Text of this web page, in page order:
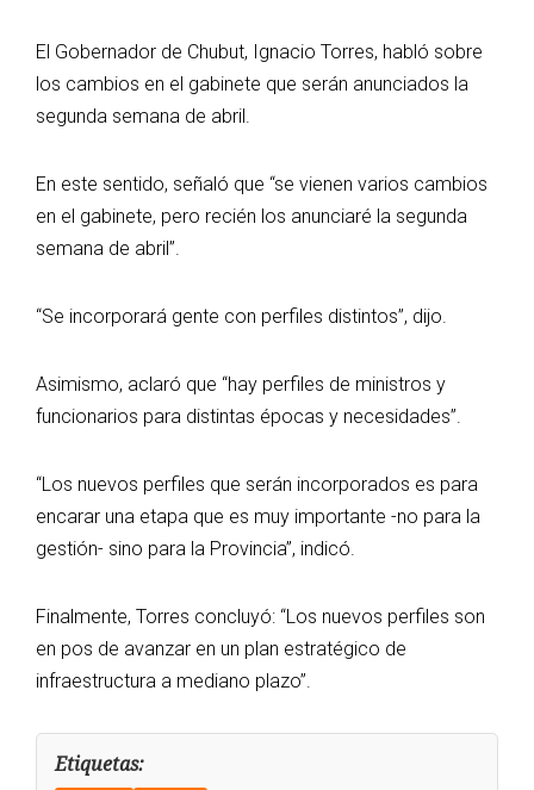
El Gobernador de Chubut, Ignacio Torres, habló sobre
los cambios en el gabinete que serán anunciados la
segunda semana de abril.
En este sentido, señaló que “se vienen varios cambios
en el gabinete, pero recién los anunciaré la segunda
semana de abril”.
“Se incorporará gente con perfiles distintos”, dijo.
Asimismo, aclaró que “hay perfiles de ministros y
funcionarios para distintas épocas y necesidades”.
“Los nuevos perfiles que serán incorporados es para
encarar una etapa que es muy importante -no para la
gestión- sino para la Provincia”, indicó.
Finalmente, Torres concluyó: “Los nuevos perfiles son
en pos de avanzar en un plan estratégico de
infraestructura a mediano plazo”.
Etiquetas: